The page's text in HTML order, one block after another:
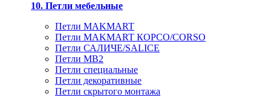
10. Петли мебельные
Петли MAKMART
Петли MAKMART КОРСО/CORSO
Петли САЛИЧЕ/SALICE
Петли MB2
Петли специальные
Петли декоративные
Петли скрытого монтажа